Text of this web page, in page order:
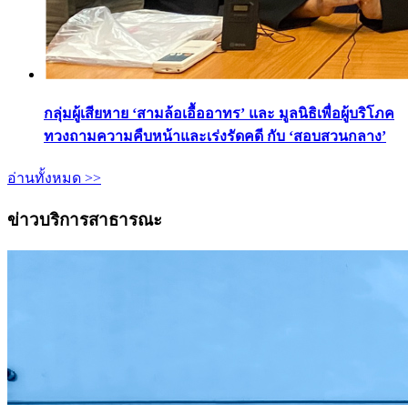
กลุ่มผู้เสียหาย ‘สามล้อเอื้ออาทร’ และ มูลนิธิเพื่อผู้บริโภค
ทวงถามความคืบหน้าและเร่งรัดคดี กับ ‘สอบสวนกลาง’
อ่านทั้งหมด >>
ข่าวบริการสาธารณะ